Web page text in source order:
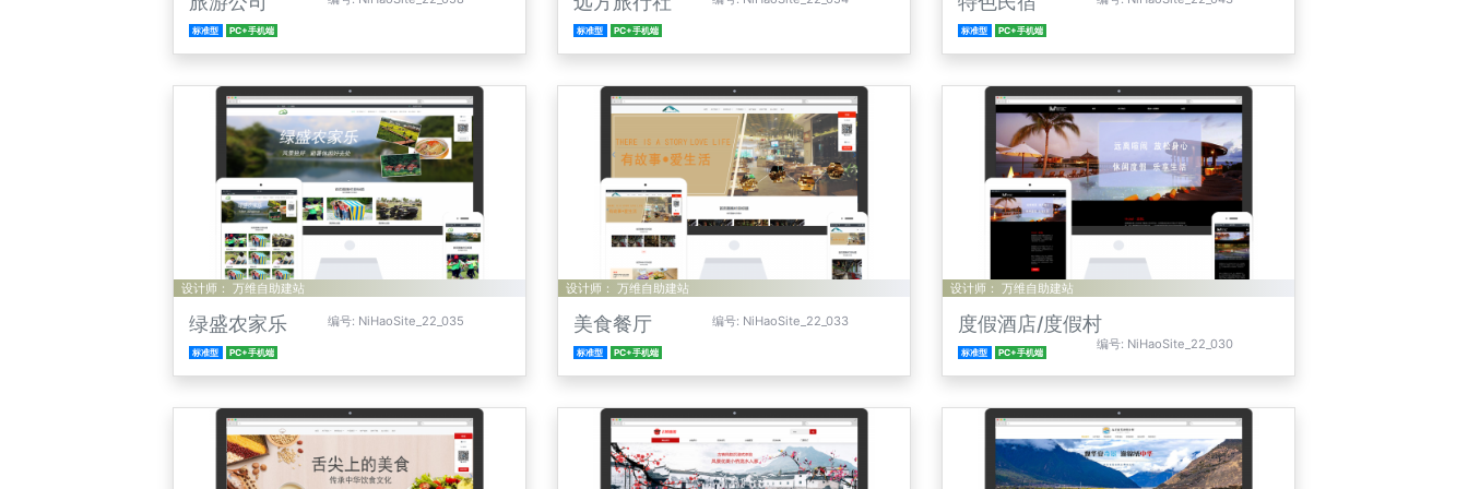
标准型 PC+手机端 标准型 PC+手机端 标准型 PC+手机端
设计师： 万维自助建站
绿盛农家乐 编号: NiHaoSite_22_035
标准型 PC+手机端
设计师： 万维自助建站
美食餐厅 编号: NiHaoSite_22_033
标准型 PC+手机端
设计师： 万维自助建站
度假酒店/度假村
编号: NiHaoSite_22_030
标准型 PC+手机端